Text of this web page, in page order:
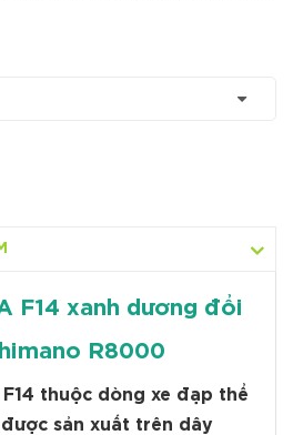
F14 xanh dương đổi
R8000
thuộc dòng xe đạp thể
sản xuất trên dây